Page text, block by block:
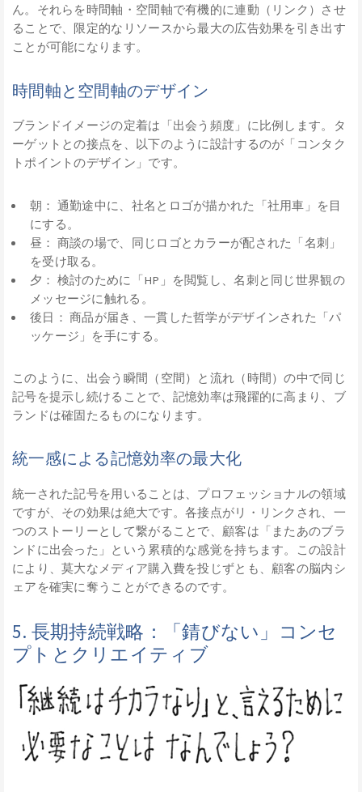
ん。それらを時間軸・空間軸で有機的に連動（リンク）させ
ることで、限定的なリソースから最大の広告効果を引き出す
ことが可能になります。
時間軸と空間軸のデザイン
ブランドイメージの定着は「出会う頻度」に比例します。タ
ーゲットとの接点を、以下のように設計するのが「コンタク
トポイントのデザイン」です。
朝： 通勤途中に、社名とロゴが描かれた「社用車」を目
にする。
昼： 商談の場で、同じロゴとカラーが配された「名刺」
を受け取る。
夕： 検討のために「HP」を閲覧し、名刺と同じ世界観の
メッセージに触れる。
後日： 商品が届き、一貫した哲学がデザインされた「パ
ッケージ」を手にする。
このように、出会う瞬間（空間）と流れ（時間）の中で同じ
記号を提示し続けることで、記憶効率は飛躍的に高まり、ブ
ランドは確固たるものになります。
統一感による記憶効率の最大化
統一された記号を用いることは、プロフェッショナルの領域
ですが、その効果は絶大です。各接点がリ・リンクされ、一
つのストーリーとして繋がることで、顧客は「またあのブラ
ンドに出会った」という累積的な感覚を持ちます。この設計
により、莫大なメディア購入費を投じずとも、顧客の脳内シ
ェアを確実に奪うことができるのです。
5. 長期持続戦略：「錆びない」コンセ
プトとクリエイティブ